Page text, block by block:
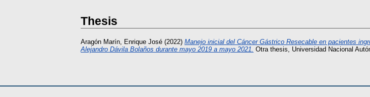
Thesis
Aragón Marín, Enrique José (2022) Manejo inicial del Cáncer Gástrico Resecable en pacientes
Alejandro Dávila Bolaños durante mayo 2019 a mayo 2021. Otra thesis, Universidad Nacional